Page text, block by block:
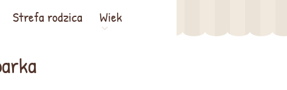
Strefa rodzica Wiek